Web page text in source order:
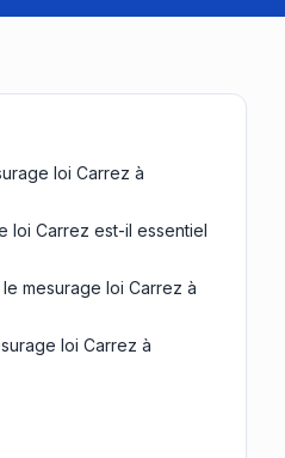
loi Carrez à
loi Carrez est-il essentiel
mesurage loi Carrez à
loi Carrez à